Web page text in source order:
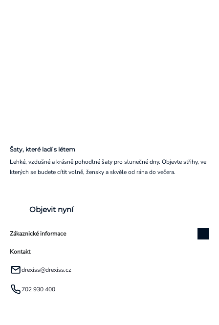
Šaty, které ladí s létem
Lehké, vzdušné a krásně pohodlné šaty pro slunečné dny. Objevte střihy, ve
kterých se budete cítit volně, žensky a skvěle od rána do večera.
Objevit nyní
Zákaznické informace
Kontakt
drexiss@drexiss.cz
702 930 400